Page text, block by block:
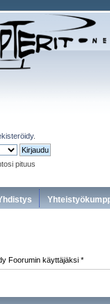
.
pituus
Foorumin käyttäjäksi *